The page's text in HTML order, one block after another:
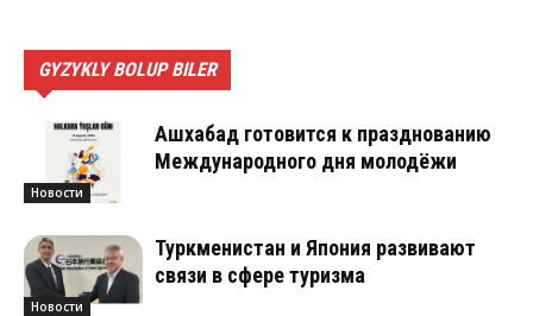
GYZYKLY BOLUP BILER
Новости
Ашхабад готовится к празднованию
Международного дня молодёжи
Новости
Туркменистан и Япония развивают
связи в сфере туризма